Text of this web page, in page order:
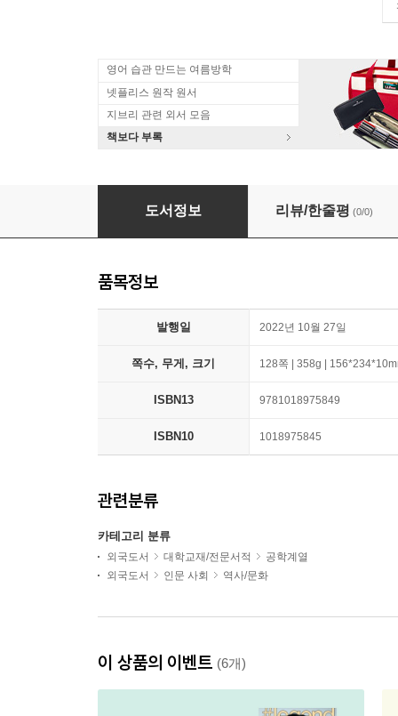
영어 습관 만드는 여름방학
넷플리스 원작 원서
지브리 관련 외서 모음
책보다 부록
The Future of the Railroads: Historic and
도서정보 리뷰/한줄평 (0/0)
품목정보
발행일 2022년 10월 27일
쪽수, 무게, 크기 128쪽 | 358g |
ISBN13 9781018975849
ISBN10 1018975845
관련분류
카테고리 분류
외국도서 대학교재/전문서적
공학계열
외국도서
인문 사회 역사/문화
이 상품의 이벤트 (6개)